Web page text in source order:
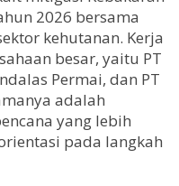
2026 bersama
kehutanan. Kerja
besar, yaitu PT
Permai, dan PT
adalah
yang lebih
pada langkah